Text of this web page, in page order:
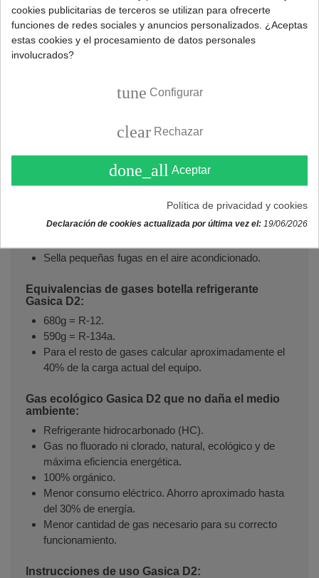
Isobutano R600A eficaz y alternativo a los gases R12 y
R134a.
acondicionados domésticos, automoción, neveras y
Incluye manómetro con manguera y válvula de
Características gas Gasica D2:
UN 1975 ISOBUTANO>85%.
Peso neto:226g.
Sella pequeñas fugas en el aire acondicionado.
Equivalencias de gases botella refrigerante
Gasica D2:
680g = R-12.
590g = R-134a.
Para el resto de gases calcular aproximadamente el
40% de la carga actual del equipo.
Gas ecológico Gasica D2 que no daña el medio
ambiente:
Refrigerante hidrocarbonado (HC).
Gas no fluorado ni clorado, natural, ecológico y de
máxima eficiencia energética.
100% orgánico.
Menor consumo eléctrico. Ahorro aproximado hasta
del 30% de energía.
Menor cantidad de gas necesario para su correcto
funcionamiento.
Instrucciones de uso Gasica D2:
cookies publicitarias de terceros se utilizan para ofrecerte
funciones de redes sociales y anuncios personalizados. ¿Aceptas
estas cookies y el procesamiento de datos personales
involucrados?
tune Configurar
clear Rechazar
done_all Aceptar
Política de privacidad y cookies
Declaración de cookies actualizada por última vez el: 19/06/2026